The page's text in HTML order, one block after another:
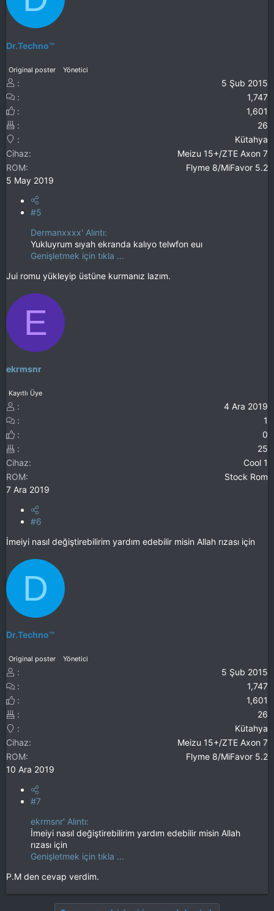
Dr.Techno™
Original poster Yönetici
5 Şub 2015
1,747
1,601
26
Kütahya
Cihaz
Meizu 15+/ZTE Axon 7
ROM
Flyme 8/MiFavor 5.2
5 May 2019
#5
Dermanxxxx' Alıntı:
Yukluyrum sıyah ekranda kalıyo telwfon euı
Genişletmek için tıkla ...
Jui romu yükleyip üstüne kurmanız lazım.
E
ekrmsnr
Kayıtlı Üye
4 Ara 2019
1
0
25
Cihaz
Cool 1
ROM
Stock Rom
7 Ara 2019
#6
İmeiyi nasıl değiştirebilirim yardım edebilir misin Allah rızası için
D
Dr.Techno™
Original poster Yönetici
5 Şub 2015
1,747
1,601
26
Kütahya
Cihaz
Meizu 15+/ZTE Axon 7
ROM
Flyme 8/MiFavor 5.2
10 Ara 2019
#7
ekrmsnr' Alıntı:
İmeiyi nasıl değiştirebilirim yardım edebilir misin Allah
rızası için
Genişletmek için tıkla ...
P.M den cevap verdim.